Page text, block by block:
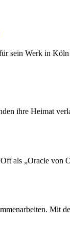
sein Werk in
ihre Heimat
als „Oracle von
Mit